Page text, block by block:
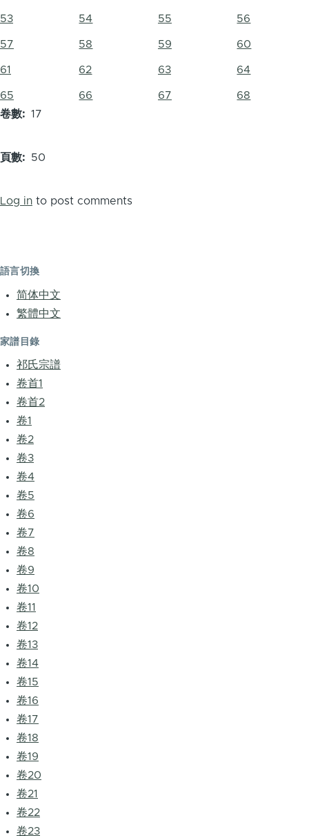
53 54 55 56
57 58 59 60
61 62 63 64
65 66 67
68
卷數
17
頁數 50
Log in to post comments
語言切換
简体中文
繁體中文
家譜目錄
祁氏宗譜
卷首1
卷首2
卷1
卷2
卷3
卷4
卷5
卷6
卷7
卷8
卷9
卷10
卷11
卷12
卷13
卷14
卷15
卷16
卷17
卷18
卷19
卷20
卷21
卷22
卷23